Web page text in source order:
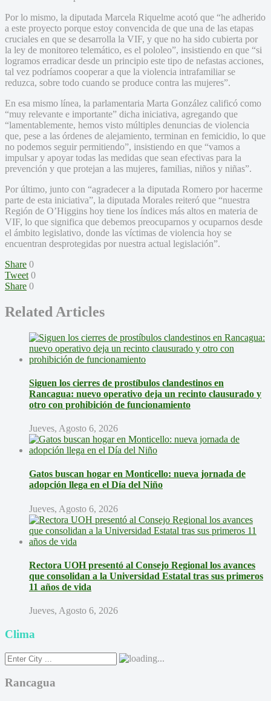
Por lo mismo, la diputada Marcela Riquelme acotó que “he adherido
a este proyecto porque estoy convencida de que una de las etapas
cruciales en que se desarrolla la VIF, y que no ha sido cubierta por
la ley de monitoreo telemático, es el pololeo”, insistiendo en que “si
logramos erradicar desde un principio este tipo de nefastas acciones,
tal vez podríamos cooperar a que la violencia intrafamiliar se
reduzca, sobre todo cuando se produce contra las mujeres”.
En esa mismo línea, la parlamentaria Marta González calificó como
“muy relevante e importante” dicha iniciativa, agregando que
“lamentablemente, hemos visto múltiples denuncias de violencia
que, pese a las órdenes de alejamiento, terminan en femicidio, lo que
no podemos seguir permitiendo”, insistiendo en que “vamos a
impulsar y apoyar todas las medidas que sean efectivas para la
prevención y que protejan a las mujeres, familias, niños y niñas”.
Por último, junto con “agradecer a la diputada Romero por hacerme
parte de esta iniciativa”, la diputada Morales reiteró que “nuestra
Región de O’Higgins hoy tiene los índices más altos en materia de
VIF, lo que significa que debemos preocuparnos y ocuparnos desde
el ámbito legislativo, donde las víctimas de violencia hoy se
encuentran desprotegidas por nuestra actual legislación”.
Share 0
Tweet 0
Share 0
Related Articles
Siguen los cierres de prostíbulos clandestinos en
Rancagua: nuevo operativo deja un recinto clausurado y
otro con prohibición de funcionamiento
Jueves, Agosto 6, 2026
Gatos buscan hogar en Monticello: nueva jornada de
adopción llega en el Día del Niño
Jueves, Agosto 6, 2026
Rectora UOH presentó al Consejo Regional los avances
que consolidan a la Universidad Estatal tras sus primeros
11 años de vida
Jueves, Agosto 6, 2026
Clima
Rancagua